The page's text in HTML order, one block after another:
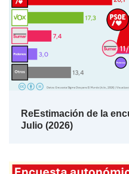
ReEstimación de la
Julio (2026)